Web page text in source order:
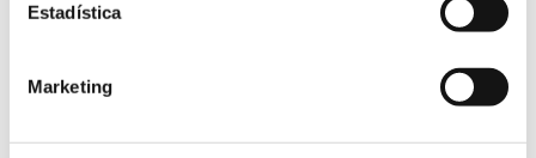
Estadística
Marketing